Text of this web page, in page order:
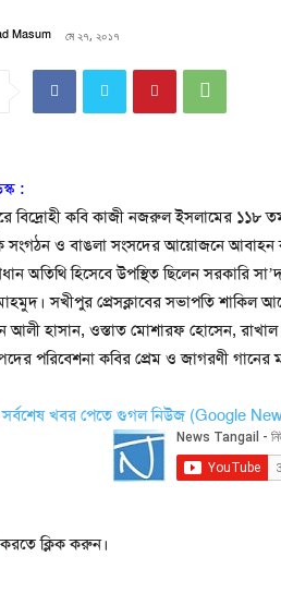
Masum মে ২৭, ২০১৭
:
বিদ্রোহী কবি কাজী নজরুল ইসলামের ১১৮
সংগঠন ও বাঙলা সংসদের আয়োজনে
অতিথি হিসেবে উপস্থিত ছিলেন সরকারি
সখীপুর প্রেসক্লাবের সভাপতি শাকিল
আলী হাসান, ওস্তাত মোশারফ হোসেন,
পরিবেশনা কবির প্রেম ও জাগরণী গানের
সর্বশেষ খবর পেতে গুগল নিউজ (Google
করতে ক্লিক করুন।